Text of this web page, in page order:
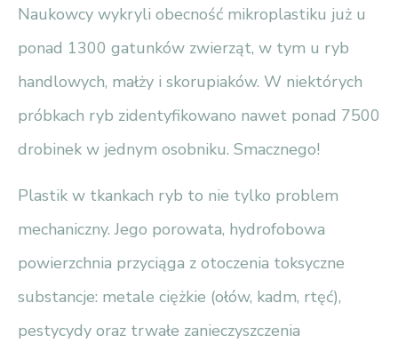
Naukowcy wykryli obecność mikroplastiku już u
ponad 1300 gatunków zwierząt, w tym u ryb
handlowych, małży i skorupiaków. W niektórych
próbkach ryb zidentyfikowano nawet ponad 7500
drobinek w jednym osobniku. Smacznego!
Plastik w tkankach ryb to nie tylko problem
mechaniczny. Jego porowata, hydrofobowa
powierzchnia przyciąga z otoczenia toksyczne
substancje: metale ciężkie (ołów, kadm, rtęć),
pestycydy oraz trwałe zanieczyszczenia